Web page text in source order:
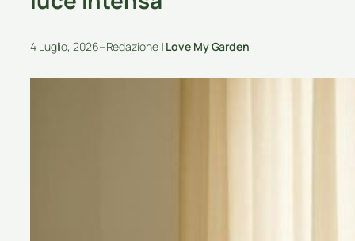
4 Luglio, 2026–Redazione I Love My Garden